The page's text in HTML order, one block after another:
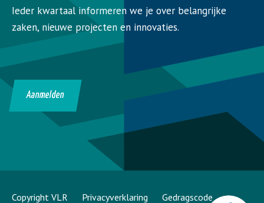
Ieder kwartaal informeren we je over belangrijke
zaken, nieuwe projecten en innovaties.
Aanmelden
Copyright VLR Privacyverklaring Gedragscode